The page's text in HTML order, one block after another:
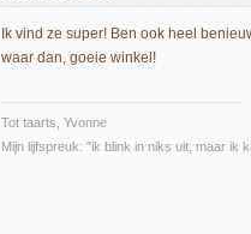
Ik vind ze super! Ben ook heel
waar dan, goeie winkel!
Tot taarts, Yvonne
Mijn lijfspreuk: "ik blink in niks uit, maar ik